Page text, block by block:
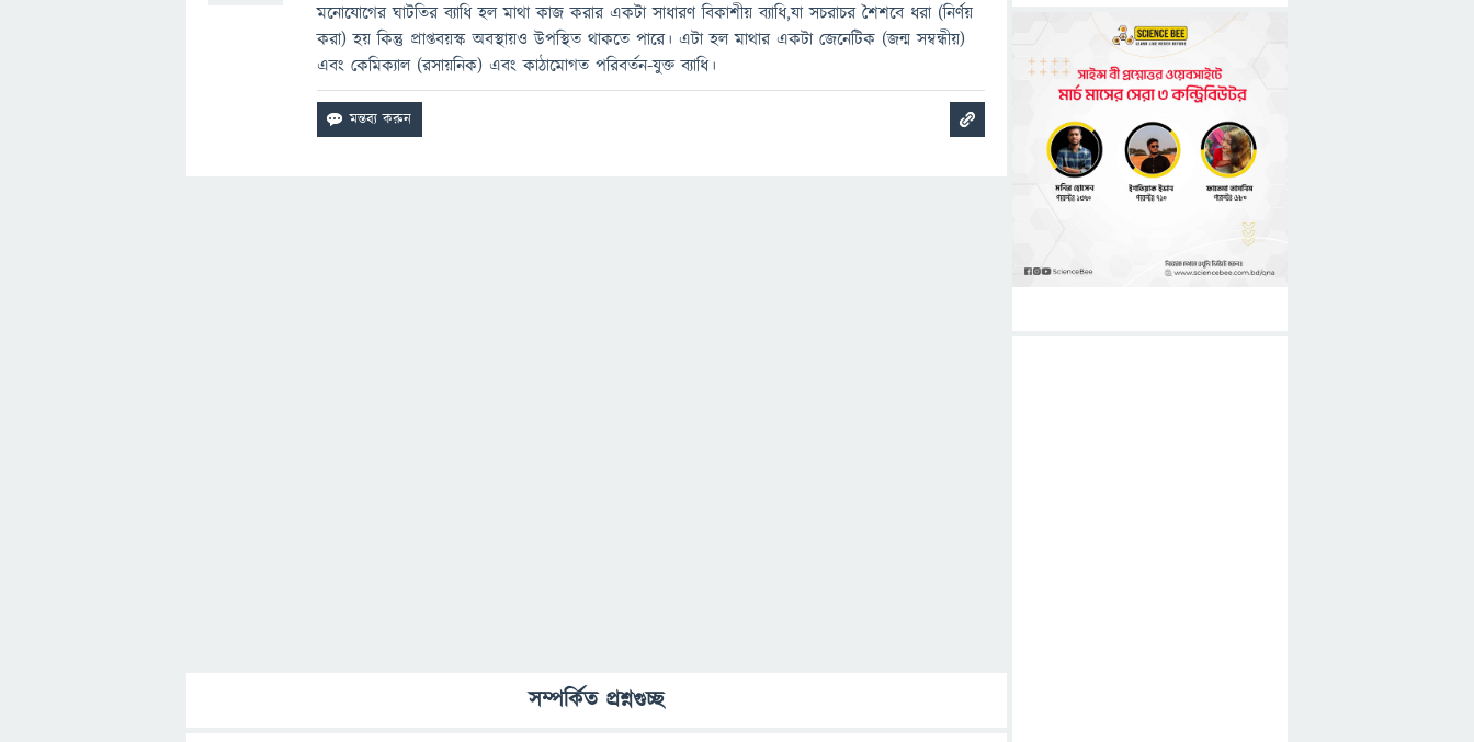
মনোযোগের ঘাটতির ব্যাধি হল মাথা কাজ করার একটা সাধারণ বিকাশীয় ব্যাধি,যা সচরাচর শৈশবে ধরা (নির্ণয়
করা) হয় কিন্তু প্রাপ্তবয়স্ক অবস্থায়ও উপস্থিত থাকতে পারে। এটা হল মাথার একটা জেনেটিক (জন্ম সম্বন্ধীয়)
এবং কেমিক্যাল (রসায়নিক) এবং কাঠামোগত পরিবর্তন-যুক্ত ব্যাধি।
সম্পর্কিত প্রশ্নগুচ্ছ